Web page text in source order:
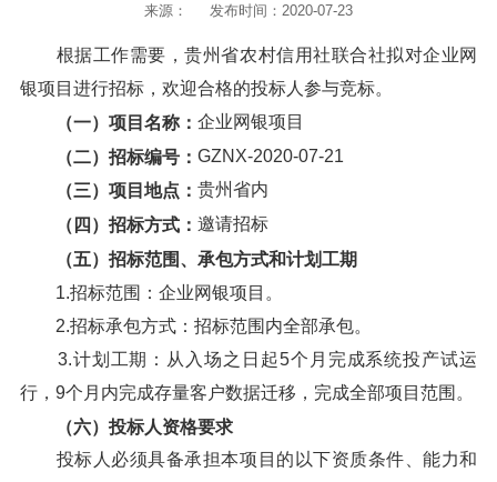
来源： 发布时间：2020-07-23
根据工作需要，贵州省农村信用社联合社拟对企业网
银项目进行招标，欢迎合格的投标人参与竞标。
（一）项目名称： 企业网银项目
（二）招标编号： GZNX-2020-07-21
（三）项目地点： 贵州省内
（四）招标方式： 邀请招标
（五）招标范围、承包方式和计划工期
1.招标范围：企业网银项目。
2.招标承包方式：招标范围内全部承包。
3.计划工期：从入场之日起5个月完成系统投产试运
行，9个月内完成存量客户数据迁移，完成全部项目范围。
（六）投标人资格要求
投标人必须具备承担本项目的以下资质条件、能力和